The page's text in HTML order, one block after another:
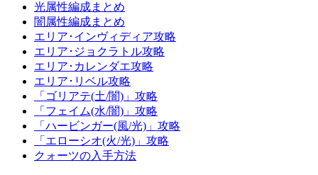
光属性編成まとめ
闇属性編成まとめ
エリア･インヴィディア攻略
エリア･ジョクラトル攻略
エリア･カレンダエ攻略
エリア･リベル攻略
「ゴリアテ(土/闇)」攻略
「フェイム(水/闇)」攻略
「ハービンガー(風/光)」攻略
「エローシオ(火/光)」攻略
クォーツの入手方法